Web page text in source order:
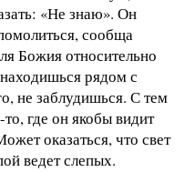
«Не знаю». Он
сообща
Божия относительно
рядом с
не заблудишься. С тем
где он якобы видит
оказаться, что свет
ведет слепых.